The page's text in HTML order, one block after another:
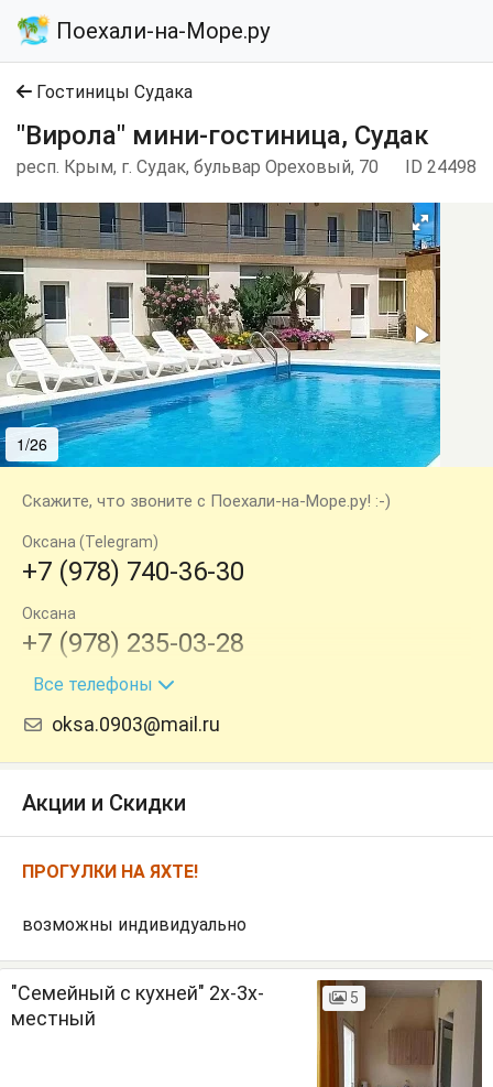
Поехали-на-Море.ру
Гостиницы Судака
"Вирола" мини-гостиница, Судак
респ. Крым, г. Судак, бульвар Ореховый, 70 ID 24498
1/26
Скажите, что звоните с Поехали-на-Море.ру! :-)
Оксана (Telegram)
+7 (978) 740-36-30
Оксана
+7 (978) 235-03-28
Игорь Иванович
+7 (978) 115-97-59
Все телефоны
oksa.0903@mail.ru
Акции и Скидки
ПРОГУЛКИ НА ЯХТЕ!
возможны индивидуально
"Семейный с кухней" 2х-3х-
местный
5